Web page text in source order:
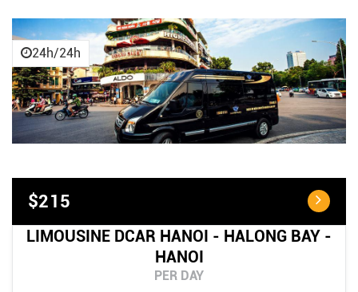
24h/24h
$215
LIMOUSINE DCAR HANOI - HALONG BAY -
HANOI
PER DAY